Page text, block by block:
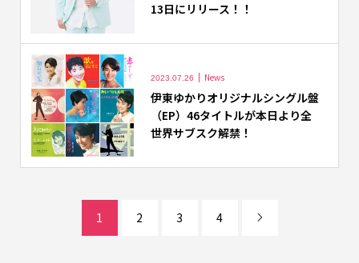
13日にリリース！！
2023.07.26 News
伊東ゆかりオリジナルシングル盤
（EP）46タイトルが本日より全
世界サブスク解禁！
1 2 3 4 